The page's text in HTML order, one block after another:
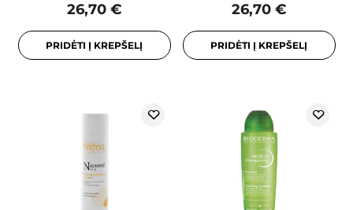
26,70 €
PRIDĖTI Į KREPŠELĮ
26,70 €
PRIDĖTI Į KREPŠELĮ